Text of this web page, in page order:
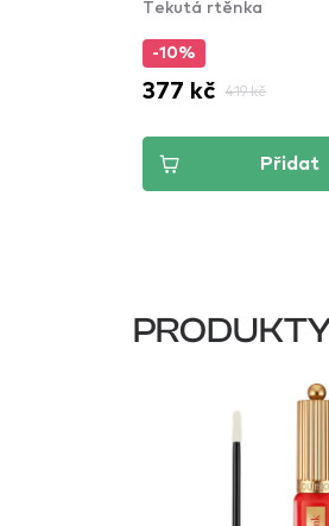
Tekutá rtěnka
-10%
377 kč 419 kč
Přidat